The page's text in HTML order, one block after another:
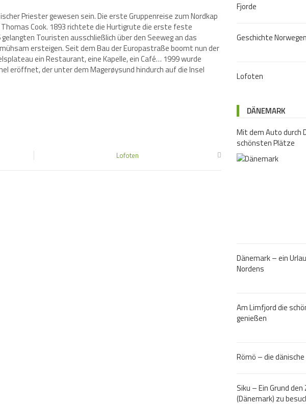
Priester gewesen sein. Die erste Gruppenreise zum Nordkap
Cook. 1893 richtete die Hurtigrute die erste feste
Touristen ausschließlich über den Seeweg an das
ersteigen. Seit dem Bau der Europastraße boomt nun der
ein Restaurant, eine Kapelle, ein Café… 1999 wurde
eröffnet, der unter dem Magerøysund hindurch auf die Insel
Lofoten
Fjorde
Geschichte
Lofoten
DÄNEMARK
Mit dem Auto durch
schönsten Plätze
Dänemark – ein Urlaub im Königreich des
Nordens
Am Limfjord die
genießen
Römö – die
Siku – Ein Grund
(Dänemark) zu